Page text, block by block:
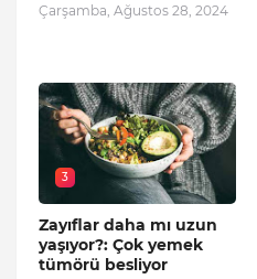
Çarşamba, Ağustos 28, 2024
3
Zayıflar daha mı uzun
yaşıyor?: Çok yemek
tümörü besliyor